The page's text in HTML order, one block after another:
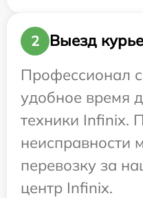
2
Выезд
Профессионал
удобное время
техники Infinix.
неисправности
перевозку за
центр Infinix.